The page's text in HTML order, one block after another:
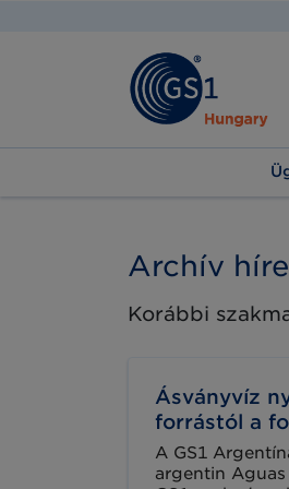
Archív
Korábbi
Ásványvíz
forrástól a
A GS1
argentin